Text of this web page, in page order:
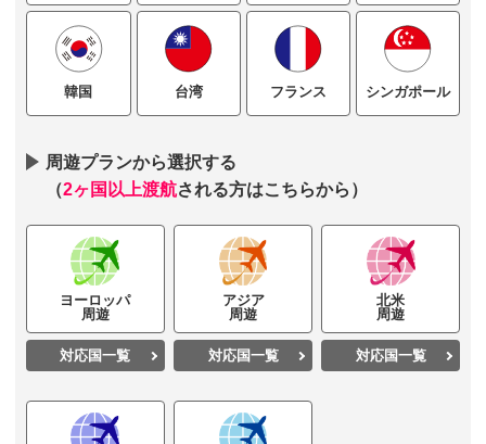
韓国 台湾 フランス シンガポール
周遊プランから選択する
（2ヶ国以上渡航される方はこちらから）
ヨーロッパ
周遊
対応国一覧
アジア
周遊
対応国一覧
北米
周遊
対応国一覧